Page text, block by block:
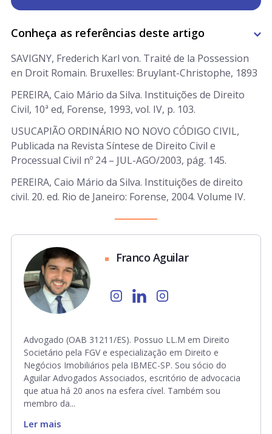
Conheça as referências deste artigo
SAVIGNY, Frederich Karl von. Traité de la Possession
en Droit Romain. Bruxelles: Bruylant-Christophe, 1893
PEREIRA, Caio Mário da Silva. Instituições de Direito
Civil, 10ª ed, Forense, 1993, vol. IV, p. 103.
USUCAPIÃO ORDINÁRIO NO NOVO CÓDIGO CIVIL,
Publicada na Revista Síntese de Direito Civil e
Processual Civil nº 24 – JUL-AGO/2003, pág. 145.
PEREIRA, Caio Mário da Silva. Instituições de direito
civil. 20. ed. Rio de Janeiro: Forense, 2004. Volume IV.
Franco Aguilar
Advogado (OAB 31211/ES). Possuo LL.M em Direito
Societário pela FGV e especialização em Direito e
Negócios Imobiliários pela IBMEC-SP. Sou sócio do
Aguilar Advogados Associados, escritório de advocacia
que atua há 20 anos na esfera cível. Também sou
membro da...
Ler mais